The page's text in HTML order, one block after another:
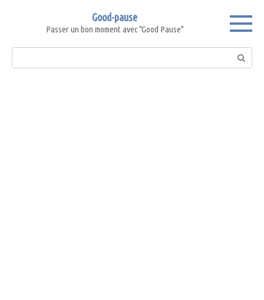
Good-pause
Passer un bon moment avec "Good Pause"
Search: